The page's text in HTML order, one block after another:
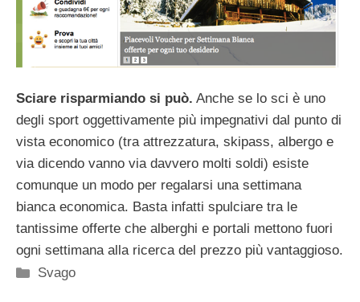
Sciare risparmiando si può. Anche se lo sci è uno
degli sport oggettivamente più impegnativi dal punto di
vista economico (tra attrezzatura, skipass, albergo e
via dicendo vanno via davvero molti soldi) esiste
comunque un modo per regalarsi una settimana
bianca economica. Basta infatti spulciare tra le
tantissime offerte che alberghi e portali mettono fuori
ogni settimana alla ricerca del prezzo più vantaggioso.
Categorie
Svago